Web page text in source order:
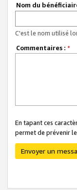
Nom du
C'est le nom utilisé
Commentaires : *
En tapant ces
permet de prévenir
Envoyer un